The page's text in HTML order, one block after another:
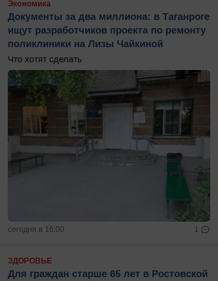
Экономика
Документы за два миллиона: в Таганроге
ищут разработчиков проекта по ремонту
поликлиники на Лизы Чайкиной
Что хотят сделать
сегодня в 16:00 1
ЗДОРОВЬЕ
Для граждан старше 65 лет в Ростовской